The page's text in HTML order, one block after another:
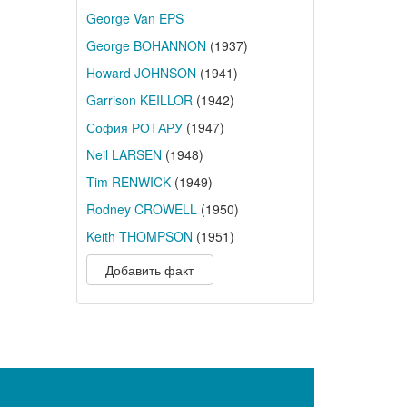
George Van EPS
George BOHANNON (1937)
Howard JOHNSON (1941)
Garrison KEILLOR(1942)
София РОТАРУ(1947)
Neil LARSEN (1948)
Tim RENWICK(1949)
Rodney CROWELL(1950)
Keith THOMPSON (1951)
Добавить факт